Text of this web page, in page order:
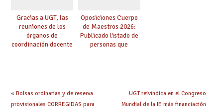
Gracias a UGT, las
reuniones de los
órganos de
coordinación docente
centro
Oposiciones Cuerpo
de Maestros 2026:
Publicado listado de
personas que
« Bolsas ordinarias y de reserva
provisionales CORREGIDAS para
UGT reivindica en el Congreso
Mundial de la IE más financiación